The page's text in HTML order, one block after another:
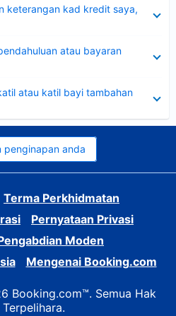
keterangan kad kredit saya,
atau bayaran
atau katil bayi tambahan
penginapan anda
Terma Perkhidmatan
Pernyataan Privasi
Moden
Mengenai Booking.com
Booking.com™. Semua Hak